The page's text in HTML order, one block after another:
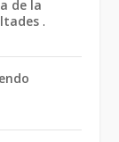
de la
.